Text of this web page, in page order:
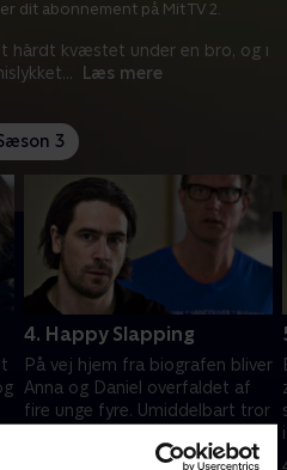
hårdt kvæstet under en bro, og i
... Læs mere
dit abonnement på Mit TV 2.
3
4. Happy Slapping
På vej hjem fra biografen bliver
Anna og Daniel overfaldet af
fire unge fyre. Umiddelbart tror
"happy slapping", hvor unge
28. januar 2008 • 41 min